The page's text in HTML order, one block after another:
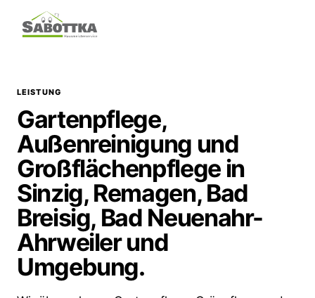
LEISTUNG
Gartenpflege,
Außenreinigung und
Großflächenpflege in
Sinzig, Remagen, Bad
Breisig, Bad Neuenahr-
Ahrweiler und
Umgebung.